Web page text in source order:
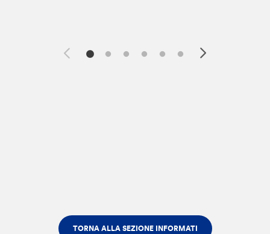
TORNA ALLA SEZIONE INFORMATI